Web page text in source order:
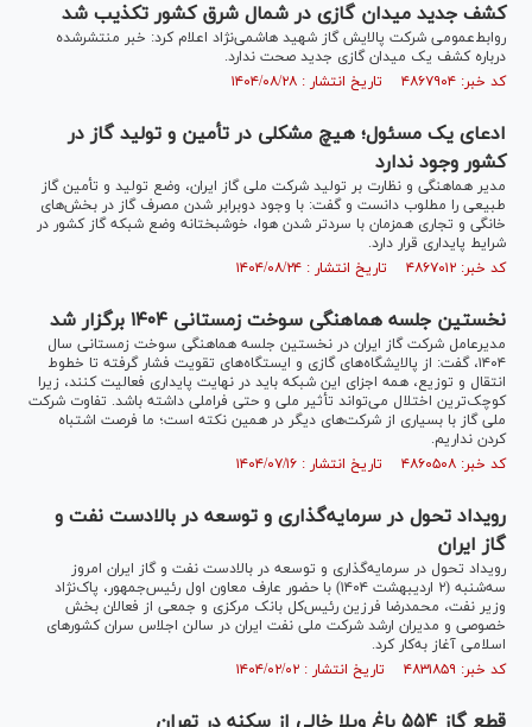
کشف جدید میدان گازی در شمال شرق کشور تکذیب شد
روابط‌عمومی شرکت پالایش گاز شهید هاشمی‌نژاد اعلام کرد: خبر منتشرشده
درباره کشف یک میدان گازی جدید صحت ندارد.
کد خبر: ۴۸۶۷۹۰۴ تاریخ انتشار : ۱۴۰۴/۰۸/۲۸
ادعای یک مسئول؛ هیچ مشکلی در تأمین و تولید گاز در
کشور وجود ندارد
مدیر هماهنگی و نظارت بر تولید شرکت ملی گاز ایران، وضع تولید و تأمین گاز
طبیعی را مطلوب دانست و گفت: با وجود دوبرابر شدن مصرف گاز در بخش‌های
خانگی و تجاری همزمان با سردتر شدن هوا، خوشبختانه وضع شبکه گاز کشور در
شرایط پایداری قرار دارد.
کد خبر: ۴۸۶۷۰۱۲ تاریخ انتشار : ۱۴۰۴/۰۸/۲۴
نخستین جلسه هماهنگی سوخت زمستانی ۱۴۰۴ برگزار شد
مدیرعامل شرکت گاز ایران در نخستین جلسه هماهنگی سوخت زمستانی سال
۱۴۰۴، گفت: از پالایشگاه‌های گازی و ایستگاه‌های تقویت فشار گرفته تا خطوط
انتقال و توزیع، همه اجزای این شبکه باید در نهایت پایداری فعالیت کنند، زیرا
کوچک‌ترین اختلال می‌تواند تأثیر ملی و حتی فراملی داشته باشد. تفاوت شرکت
ملی گاز با بسیاری از شرکت‌های دیگر در همین نکته است؛ ما فرصت اشتباه
کردن نداریم.
کد خبر: ۴۸۶۰۵۰۸ تاریخ انتشار : ۱۴۰۴/۰۷/۱۶
رویداد تحول در سرمایه‌گذاری و توسعه در بالادست نفت و
گاز ایران
رویداد تحول در سرمایه‌گذاری و توسعه در بالادست نفت و گاز ایران امروز
سه‌شنبه (۲ اردیبهشت ۱۴۰۴) با حضور عارف معاون اول رئیس‌جمهور، پاک‌نژاد
وزیر نفت، محمدرضا فرزین رئیس‌کل بانک مرکزی و جمعی از فعالان بخش
خصوصی و مدیران ارشد شرکت ملی نفت ایران در سالن اجلاس سران کشور‌های
اسلامی آغاز به‌کار کرد.
کد خبر: ۴۸۳۱۸۵۹ تاریخ انتشار : ۱۴۰۴/۰۲/۰۲